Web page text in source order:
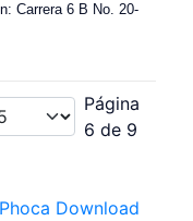
Carrera 6 B No. 20-
Página
6 de 9
Phoca Download